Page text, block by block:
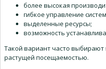
более высокая
гибкое управление
выделенные ресурсы;
возможность
Такой вариант часто
растущей посещаемостью.